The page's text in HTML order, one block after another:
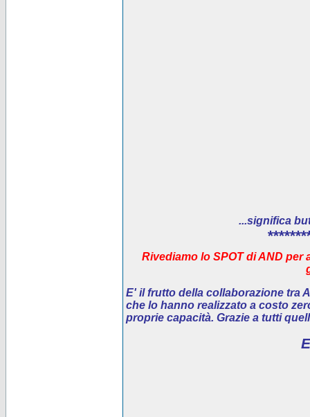
...significa
Rivediamo lo SPOT di AND
E' ilfrutto della collaborazione tra
che lo hanno realizzato a costo
proprie capacità. Grazie a tutti